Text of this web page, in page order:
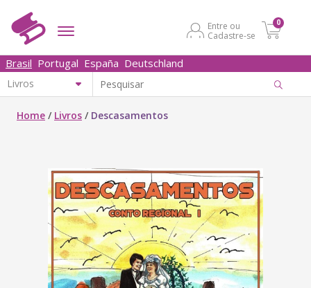
Entre ou
Cadastre-se
0
Brasil Portugal España Deutschland
Home / Livros / Descasamentos